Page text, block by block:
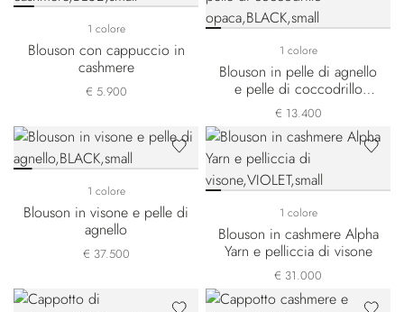
1 colore
Blouson con cappuccio in
cashmere
€ 5.900
1 colore
Blouson in pelle di agnello
e pelle di coccodrillo
opaca
€ 13.400
1 colore
Blouson in visone e pelle di
agnello
€ 37.500
1 colore
Blouson in cashmere Alpha
Yarn e pelliccia di visone
€ 31.000